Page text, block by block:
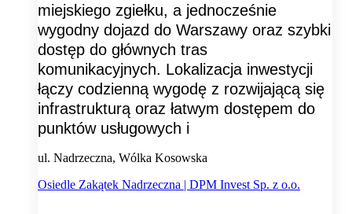
miejskiego zgiełku, a jednocześnie
wygodny dojazd do Warszawy oraz szybki
dostęp do głównych tras
komunikacyjnych. Lokalizacja inwestycji
łączy codzienną wygodę z rozwijającą się
infrastrukturą oraz łatwym dostępem do
punktów usługowych i
ul. Nadrzeczna, Wólka Kosowska
Osiedle Zakątek Nadrzeczna | DPM Invest Sp. z o.o.